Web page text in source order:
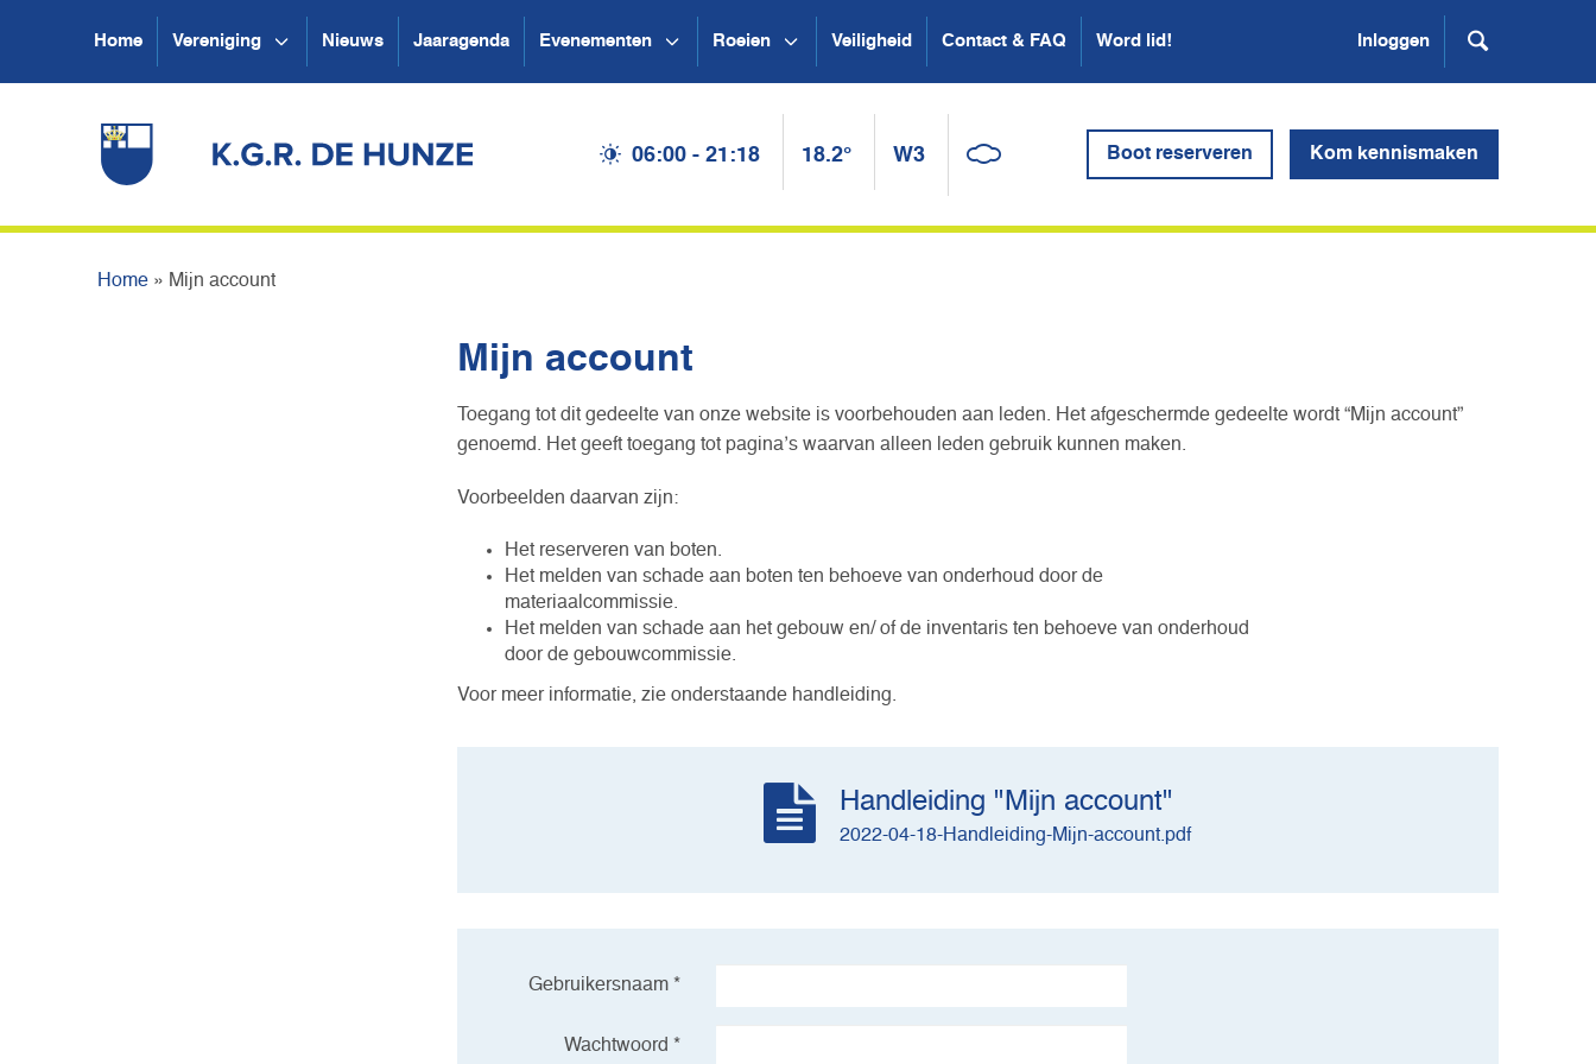
Home Vereniging Nieuws Jaaragenda Evenementen Roeien Veiligheid Contact & FAQ Word lid! Inloggen
06:00 - 21:18 18.2° W3 Boot reserveren Kom kennismaken
Home » Mijn account
Mijn account
Toegang tot dit gedeelte van onze website is voorbehouden aan leden. Het afgeschermde gedeelte wordt “Mijn account”
genoemd. Het geeft toegang tot pagina’s waarvan alleen leden gebruik kunnen maken.
Voorbeelden daarvan zijn:
Het reserveren van boten.
Het melden van schade aan boten ten behoeve van onderhoud door de
materiaalcommissie.
Het melden van schade aan het gebouw en/ of de inventaris ten behoeve van onderhoud
door de gebouwcommissie.
Voor meer informatie, zie onderstaande handleiding.
Handleiding "Mijn account"
2022-04-18-Handleiding-Mijn-account.pdf
Gebruikersnaam *
Wachtwoord *